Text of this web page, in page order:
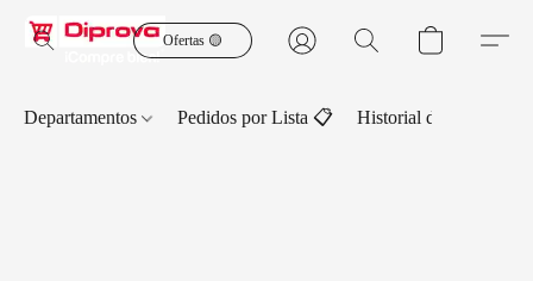
Ofertas 🟡
Departamentos Pedidos por Lista 📋 Historial de Pedidos